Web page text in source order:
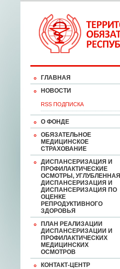
ГЛАВНАЯ
НОВОСТИ
RSS ПОДПИСКА
О ФОНДЕ
ОБЯЗАТЕЛЬНОЕ
МЕДИЦИНСКОЕ
СТРАХОВАНИЕ
ДИСПАНСЕРИЗАЦИЯ И
ПРОФИЛАКТИЧЕСКИЕ
ОСМОТРЫ, УГЛУБЛЕННАЯ
ДИСПАНСЕРИЗАЦИЯ И
ДИСПАНСЕРИЗАЦИЯ ПО
ОЦЕНКЕ
РЕПРОДУКТИВНОГО
ЗДОРОВЬЯ
ПЛАН РЕАЛИЗАЦИИ
ДИСПАНСЕРИЗАЦИИ И
ПРОФИЛАКТИЧЕСКИХ
МЕДИЦИНСКИХ
ОСМОТРОВ
КОНТАКТ-ЦЕНТР